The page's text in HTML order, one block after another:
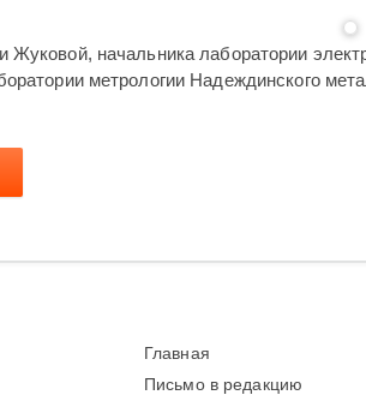
начальника лаборатории
метрологии Надеждинского
Главная
Письмо в редакцию